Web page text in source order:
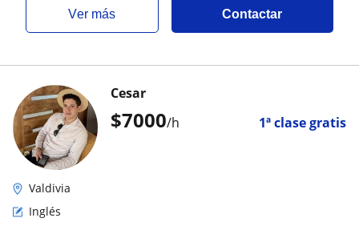
ver más Contactar
$7000/h 1ª clase gratis
Cesar
Valdivia
Inglés